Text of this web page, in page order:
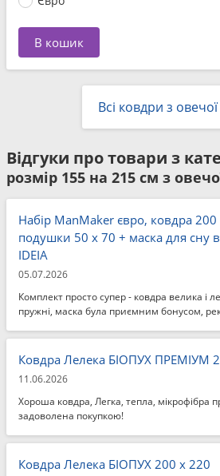
В кошик
Всі ковдри з
Відгуки про товари з
розмір 155 на 215 см з
Набір ManMaker євро, ковдра
подушки 50 x 70 + маска для сну
IDEIA
05.07.2026
Комплект просто супер - ковдра велика і
пружні, маска була приємним бонусом,
Ковдра Лелека БІОПУХ ПРЕМІУМ
11.06.2026
Хороша ковдра, Легка, тепла, мікрофібра
задоволена покупкою!
Ковдра Лелека БІОПУХ 200 x 220